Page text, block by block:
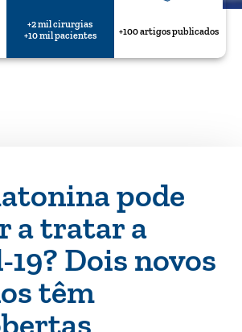
+2 mil cirurgias
+10 mil pacientes
+100 artigos publicados
pode
a tratar a
19? Dois novos
têm